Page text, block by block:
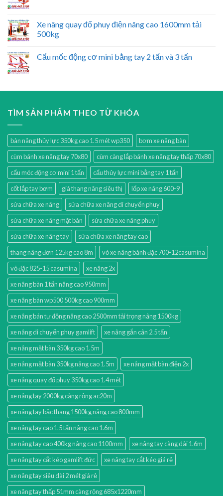
Xe nâng quay đổ phuy điện nâng cao 1600mm tải
500kg
Cẩu mốc động cơ mini bằng tay 2 tấn và 3 tấn
TÌM SẢN PHẨM THEO TỪ KHÓA
bàn nâng thủy lực 350kg cao 1.5 mét wp350
bơm xe nâng bàn
cùm bánh xe nâng tay 70x80
cùm càng lắp bánh xe nâng tay thấp 70x80
cẩu móc động cơ mini 1 tấn
cẩu thủy lực mini bằng tay 1 tấn
cốt lắp tay bơm
giá thang nâng siêu thị
lốp xe nâng 600-9
sửa chữa xe nâng
sửa chữa xe nâng di chuyển phuy
sửa chữa xe nâng mặt bàn
sửa chữa xe nâng phuy
sửa chữa xe nâng tay
sửa chữa xe nâng tay cao
thang nâng đơn 125kg cao 8m
vỏ xe nâng bánh đặc 700-12casumina
vỏ đặc 825-15 casumina
xe nâng 2x
xe nâng bàn 1 tấn nâng cao 950mm
xe nâng bàn wp500 500kg cao 900mm
xe nâng bán tự động nâng cao 2500mm tải trọng nâng 1500kg
xe nâng di chuyển phuy gamlift
xe nâng gắn cân 2.5 tấn
xe nâng mặt bàn 350kg cao 1.5m
xe nâng mặt bàn 350kg nâng cao 1.5m
xe nâng mặt bàn điện 2x
xe nâng quay đổ phuy 350kg cao 1.4 mét
xe nâng tay 2000kg càng rộng ac20m
xe nâng tay bậc thang 1500kg nâng cao 800mm
xe nâng tay cao 1.5 tấn nâng cao 1.6m
xe nâng tay cao 400kg nâng cao 1100mm
xe nâng tay càng dài 1.6m
xe nâng tay cắt kéo gamlift đức
xe nâng tay cắt kéo giá rẻ
xe nâng tay siêu dài 2 mét giá rẻ
xe nâng tay thấp 51mm càng rộng 685x1220mm